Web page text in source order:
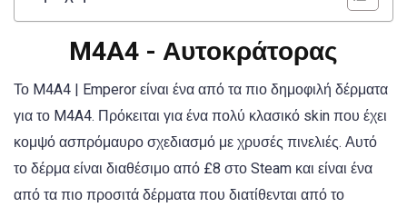
M4A4 - Αυτοκράτορας
Το M4A4 | Emperor είναι ένα από τα πιο δημοφιλή δέρματα
για το M4A4. Πρόκειται για ένα πολύ κλασικό skin που έχει
κομψό ασπρόμαυρο σχεδιασμό με χρυσές πινελιές. Αυτό
το δέρμα είναι διαθέσιμο από £8 στο Steam και είναι ένα
από τα πιο προσιτά δέρματα που διατίθενται από το